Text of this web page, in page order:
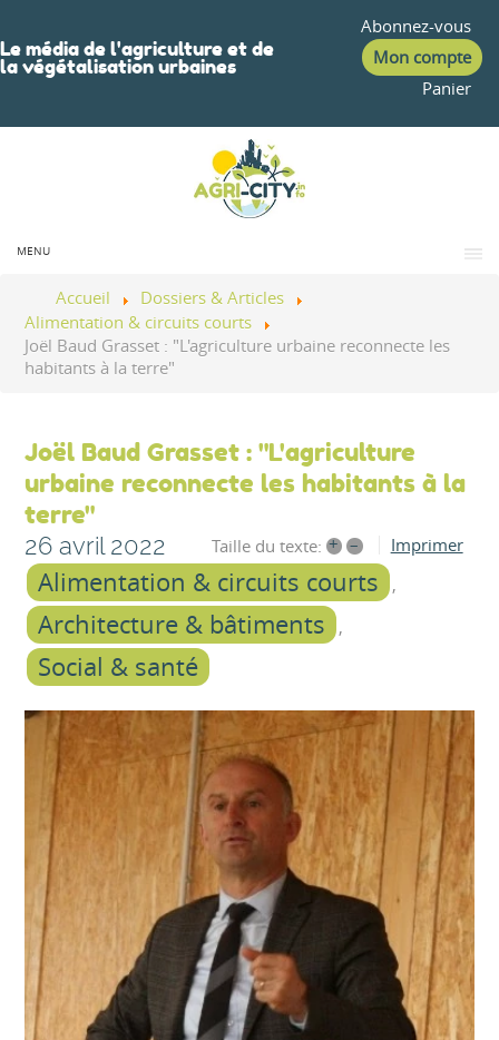
Le média de l'agriculture et de
la végétalisation urbaines
Abonnez-vous
Mon compte
Panier
MENU
Accueil
Dossiers & Articles
Alimentation & circuits courts
Joël Baud Grasset : "L'agriculture urbaine reconnecte les
habitants à la terre"
Joël Baud Grasset : "L'agriculture
urbaine reconnecte les habitants à la
terre"
26 avril 2022 Taille du texte: + – Imprimer
Alimentation & circuits courts
Architecture & bâtiments
Social & santé